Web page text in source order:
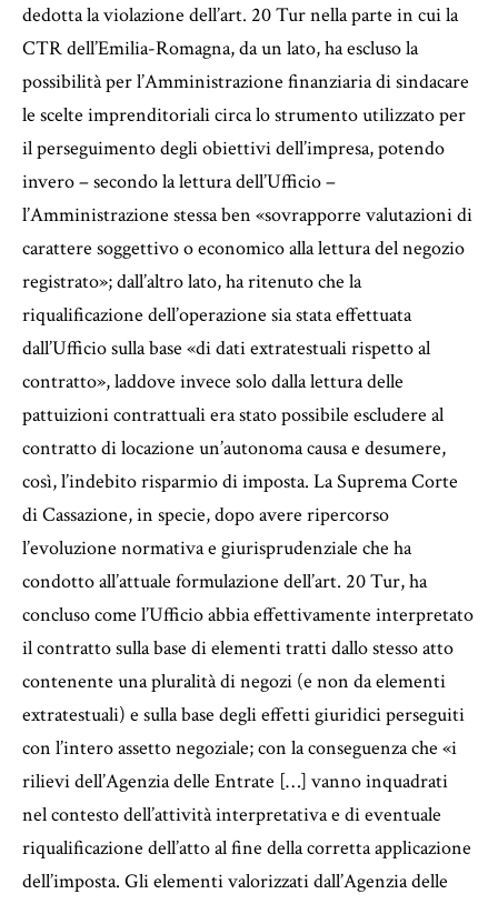
dedotta la violazione dell’art. 20 Tur nella parte in cui la
CTR dell’Emilia-Romagna, da un lato, ha escluso la
possibilità per l’Amministrazione finanziaria di sindacare
le scelte imprenditoriali circa lo strumento utilizzato per
il perseguimento degli obiettivi dell’impresa, potendo
invero – secondo la lettura dell’Ufficio –
l’Amministrazione stessa ben «sovrapporre valutazioni di
carattere soggettivo o economico alla lettura del negozio
registrato»; dall’altro lato, ha ritenuto che la
riqualificazione dell’operazione sia stata effettuata
dall’Ufficio sulla base «di dati extratestuali rispetto al
contratto», laddove invece solo dalla lettura delle
pattuizioni contrattuali era stato possibile escludere al
contratto di locazione un’autonoma causa e desumere,
così, l’indebito risparmio di imposta. La Suprema Corte
di Cassazione, in specie, dopo avere ripercorso
l’evoluzione normativa e giurisprudenziale che ha
condotto all’attuale formulazione dell’art. 20 Tur, ha
concluso come l’Ufficio abbia effettivamente interpretato
il contratto sulla base di elementi tratti dallo stesso atto
contenente una pluralità di negozi (e non da elementi
extratestuali) e sulla base degli effetti giuridici perseguiti
con l’intero assetto negoziale; con la conseguenza che «i
rilievi dell’Agenzia delle Entrate […] vanno inquadrati
nel contesto dell’attività interpretativa e di eventuale
riqualificazione dell’atto al fine della corretta applicazione
dell’imposta. Gli elementi valorizzati dall’Agenzia delle